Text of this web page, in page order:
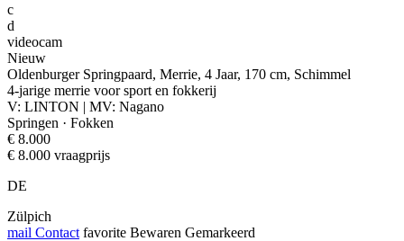
c
d
videocam
Nieuw
Oldenburger Springpaard, Merrie, 4 Jaar, 170 cm, Schimmel
4-jarige merrie voor sport en fokkerij
V: LINTON | MV: Nagano
Springen · Fokken
€ 8.000
€ 8.000 vraagprijs
DE
Zülpich
mail Contact favorite Bewaren Gemarkeerd